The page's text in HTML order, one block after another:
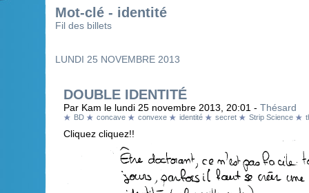
Mot-clé - identité
Fil des billets
LUNDI 25 NOVEMBRE 2013
DOUBLE IDENTITÉ
Par Kam le lundi 25 novembre 2013, 20:01 - Thésard
BD concave convexe identité secret Strip Science
Cliquez cliquez!!